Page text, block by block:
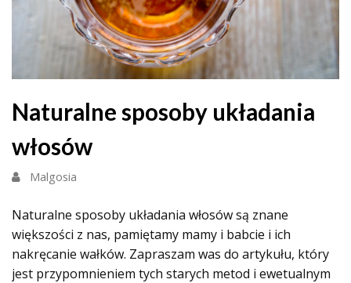
Naturalne sposoby układania
włosów
Malgosia
Naturalne sposoby układania włosów są znane
większości z nas, pamiętamy mamy i babcie i ich
nakręcanie wałków. Zapraszam was do artykułu, który
jest przypomnieniem tych starych metod i ewetualnym